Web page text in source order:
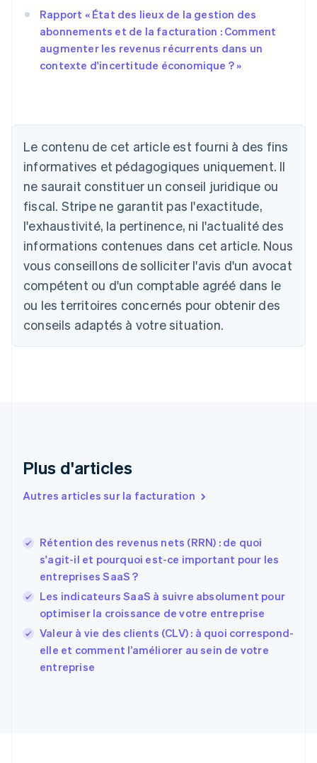
Rapport « État des lieux de la gestion des
abonnements et de la facturation : Comment
augmenter les revenus récurrents dans un
contexte d'incertitude économique ? »
Le contenu de cet article est fourni à des fins
informatives et pédagogiques uniquement. Il
ne saurait constituer un conseil juridique ou
fiscal. Stripe ne garantit pas l'exactitude,
l'exhaustivité, la pertinence, ni l'actualité des
informations contenues dans cet article. Nous
vous conseillons de solliciter l'avis d'un avocat
compétent ou d'un comptable agréé dans le
ou les territoires concernés pour obtenir des
conseils adaptés à votre situation.
Plus d'articles
Autres articles sur la facturation
Rétention des revenus nets (RRN) : de quoi
s'agit-il et pourquoi est-ce important pour les
entreprises SaaS ?
Les indicateurs SaaS à suivre absolument pour
optimiser la croissance de votre entreprise
Valeur à vie des clients (CLV) : à quoi correspond-
elle et comment l’améliorer au sein de votre
entreprise
Allemagne
Deutsch
Australie
English
Autriche
Belgique
NederlandsFrançaisDeutschEnglish
Brésil
PortuguêsEnglish
Bulgarie
English
English Français
Chine continentale
English
Espagne
États-Unis
EnglishEspañol简体中文
Finlande
English Svenska
FrançaisEnglish
Gibraltar
English
Grèce
English